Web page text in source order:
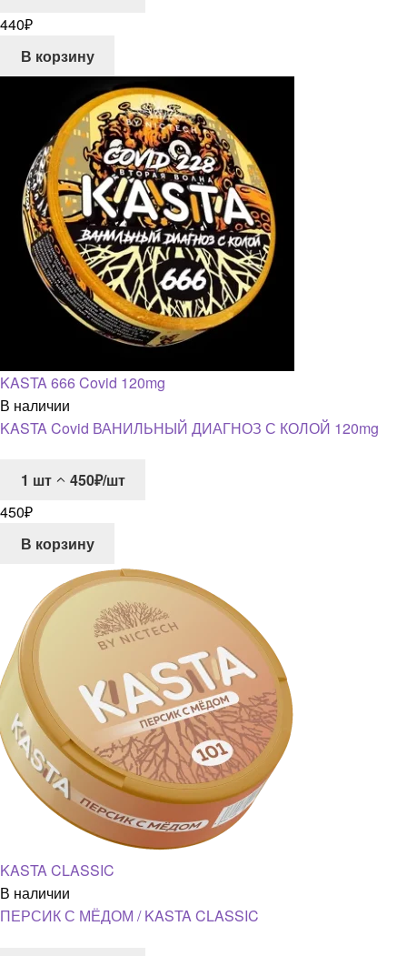
440₽
В корзину
KASTA 666 Covid 120mg
В наличии
KASTA Covid ВАНИЛЬНЫЙ ДИАГНОЗ С КОЛОЙ 120mg
1 шт
450₽/шт
450₽
В корзину
KASTA CLASSIC
В наличии
ПЕРСИК С МЁДОМ / KASTA CLASSIC